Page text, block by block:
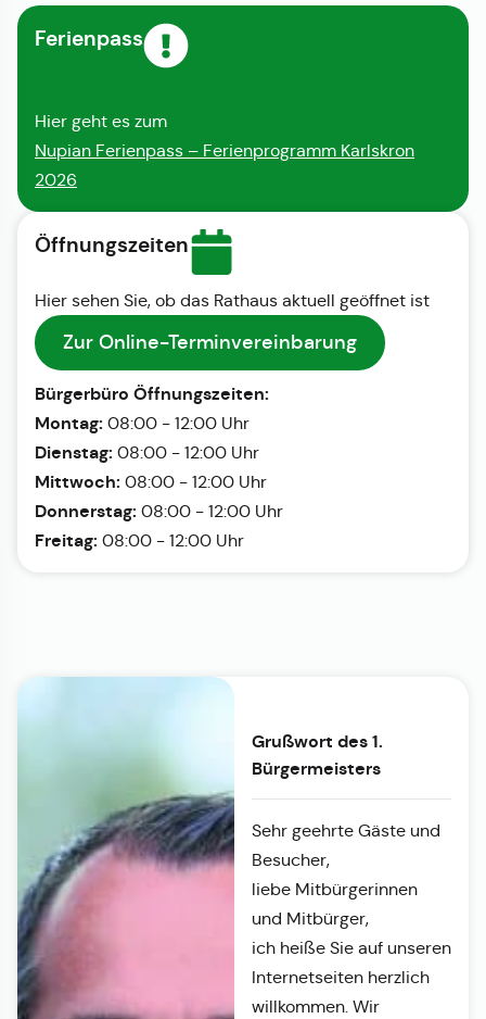
Ferienpass
Hier geht es zum
Nupian Ferienpass – Ferienprogramm Karlskron
2026
Öffnungszeiten
Hier sehen Sie, ob das Rathaus aktuell geöffnet ist
Zur Online-Terminvereinbarung
Bürgerbüro Öffnungszeiten:
Montag: 08:00 - 12:00 Uhr
Dienstag: 08:00 - 12:00 Uhr
Mittwoch: 08:00 - 12:00 Uhr
Donnerstag: 08:00 - 12:00 Uhr
Freitag: 08:00 - 12:00 Uhr
Grußwort des 1.
Bürgermeisters
Sehr geehrte Gäste und
Besucher,
liebe Mitbürgerinnen
und Mitbürger,
ich heiße Sie auf unseren
Internetseiten herzlich
willkommen. Wir